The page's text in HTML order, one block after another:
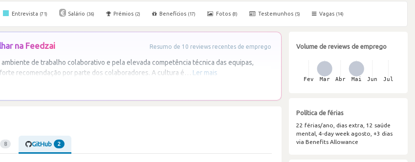
Entrevista (71) Salário (36) Prémios (2) Benefícios (17) Fotos (8) Testemunhos (5) Vagas (14)
na Feedzai Resumo de 10 reviews recentes de emprego
de trabalho colaborativo e pela elevada competência técnica das equipas,
recomendação por parte dos colaboradores. A cultura é… Ler mais
8 GitHub 2
Volume de reviews de emprego
Política de férias
22 férias/ano, dias extra, 12 saúde
mental, 4-day week agosto, +3 dias
via Benefits Allowance